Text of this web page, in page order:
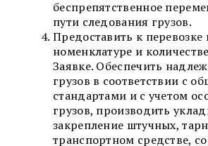
беспрепятственное
пути следования грузов.
Предоставить к перевозке
номенклатуре и
Заявке. Обеспечить
грузов в соответствии с
стандартами и с учетом
грузов, производить
закрепление штучных,
транспортном средстве,